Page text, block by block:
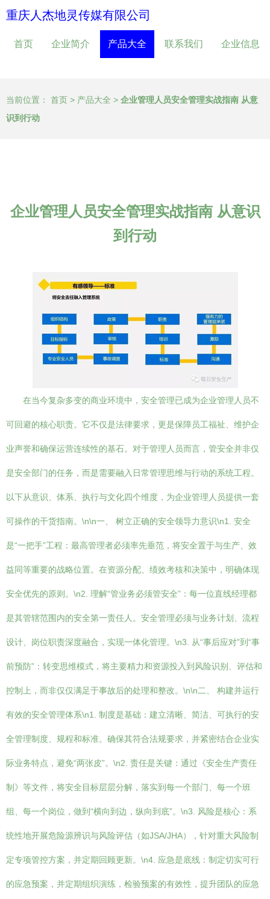
重庆人杰地灵传媒有限公司
首页 企业简介 产品大全 联系我们 企业信息
当前位置： 首页 > 产品大全 > 企业管理人员安全管理实战指南 从意
识到行动
企业管理人员安全管理实战指南 从意识
到行动
在当今复杂多变的商业环境中，安全管理已成为企业管理人员不
可回避的核心职责。它不仅是法律要求，更是保障员工福祉、维护企
业声誉和确保运营连续性的基石。对于管理人员而言，管安全并非仅
是安全部门的任务，而是需要融入日常管理思维与行动的系统工程。
以下从意识、体系、执行与文化四个维度，为企业管理人员提供一套
可操作的干货指南。\n\n一、 树立正确的安全领导力意识\n1. 安全
是“一把手”工程：最高管理者必须率先垂范，将安全置于与生产、效
益同等重要的战略位置。在资源分配、绩效考核和决策中，明确体现
安全优先的原则。\n2. 理解“管业务必须管安全”：每一位直线经理都
是其管辖范围内的安全第一责任人。安全管理必须与业务计划、流程
设计、岗位职责深度融合，实现一体化管理。\n3. 从“事后应对”到“事
前预防”：转变思维模式，将主要精力和资源投入到风险识别、评估和
控制上，而非仅仅满足于事故后的处理和整改。\n\n二、 构建并运行
有效的安全管理体系\n1. 制度是基础：建立清晰、简洁、可执行的安
全管理制度、规程和标准。确保其符合法规要求，并紧密结合企业实
际业务特点，避免“两张皮”。\n2. 责任是关键：通过《安全生产责任
制》等文件，将安全目标层层分解，落实到每一个部门、每一个班
组、每一个岗位，做到“横向到边，纵向到底”。\n3. 风险是核心：系
统性地开展危险源辨识与风险评估（如JSA/JHA），针对重大风险制
定专项管控方案，并定期回顾更新。\n4. 应急是底线：制定切实可行
的应急预案，并定期组织演练，检验预案的有效性，提升团队的应急